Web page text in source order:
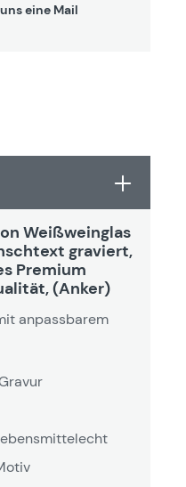
eine Mail
Weißweinglas
graviert,
Premium
(Anker)
anpassbarem